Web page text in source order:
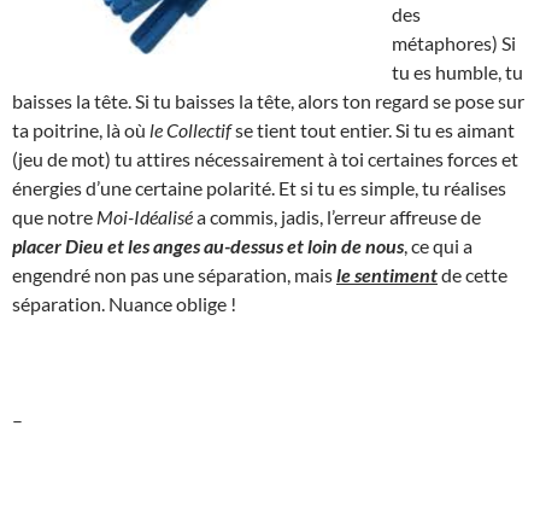
des
métaphores) Si
tu es humble, tu
baisses la tête. Si tu baisses la tête, alors ton regard se pose sur
ta poitrine, là où le Collectifse tient tout entier. Si tu es aimant
(jeu de mot) tu attires nécessairement à toi certaines forces et
énergies d’une certaine polarité. Et si tu es simple, tu réalises
que notre Moi-Idéaliséa commis, jadis, l’erreur affreuse de
placer Dieu et les anges au-dessus et loin de nous , ce qui a
engendré non pas une séparation, maisle sentimentde cette
séparation. Nuance oblige !
–